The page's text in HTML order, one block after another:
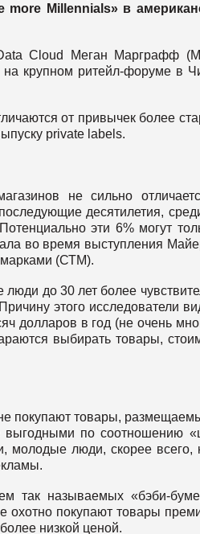
more Millennials» в
Cloud Меган Марграфф
крупном ритейл-форуме в
от привычек более
private labels.
не сильно
десятилетия,
эти 6% могут
во время выступления
(СТМ).
до 30 лет более
этого исследователи
долларов в год (не очень
выбирать товары,
покупают товары,
выгодными по соотношению
молодые люди, скорее всего,
так называемых «бэби-
охотно покупают товары
низкой ценой.